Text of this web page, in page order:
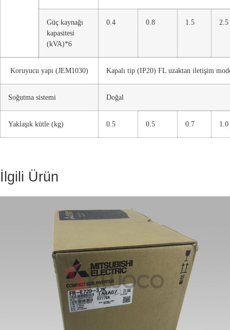
Güç kaynağı
kapasitesi
(kVA)*6
0.4 0.8 1.5 2.5
Koruyucu yapı (JEM1030) Kapalı tip (IP20) FL uzaktan iletişim
Soğutma sistemi Doğal
Yaklaşık kütle (kg) 0.5 0.5 0.7 1.0
İlgili Ürün